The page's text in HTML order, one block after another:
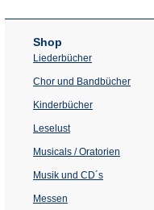
Shop
Liederbücher
Chor und Bandbücher
Kinderbücher
Leselust
Musicals / Oratorien
Musik und CD´s
Messen